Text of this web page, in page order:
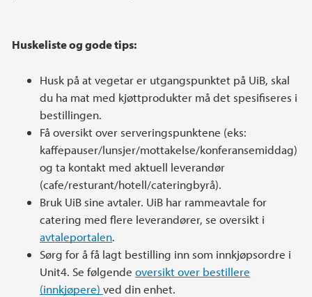
Huskeliste og gode tips:
Husk på at vegetar er utgangspunktet på UiB, skal
du ha mat med kjøttprodukter må det spesifiseres i
bestillingen.
Få oversikt over serveringspunktene (eks:
kaffepauser/lunsjer/mottakelse/konferansemiddag)
og ta kontakt med aktuell leverandør
(cafe/resturant/hotell/cateringbyrå).
Bruk UiB sine avtaler. UiB har rammeavtale for
catering med flere leverandører, se oversikt i
avtaleportalen.
Sørg for å få lagt bestilling inn som innkjøpsordre i
Unit4. Se følgende oversikt over bestillere
(innkjøpere) ved din enhet.